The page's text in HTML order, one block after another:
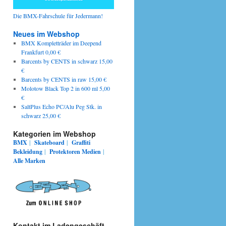
Die BMX-Fahrschule für Jedermann!
Neues im Webshop
BMX Kompletträder im Deepend
Frankfurt 0,00 €
Barcents by CENTS in schwarz 15,00
€
Barcents by CENTS in raw 15,00 €
Molotow Black Top 2 in 600 ml 5,00
€
SaltPlus Echo PC/Alu Peg Stk. in
schwarz 25,00 €
Kategorien im Webshop
BMX | Skateboard | Graffiti
Bekleidung | ProtektorenMedien |
Alle Marken